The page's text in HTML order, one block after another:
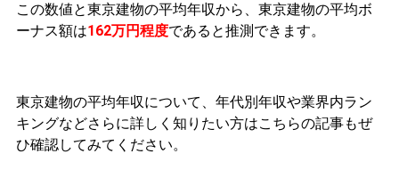
この数値と東京建物の平均年収から、東京建物の平均ボ
ーナス額は162万円程度であると推測できます。
東京建物の平均年収について、年代別年収や業界内ラン
キングなどさらに詳しく知りたい方はこちらの記事もぜ
ひ確認してみてください。